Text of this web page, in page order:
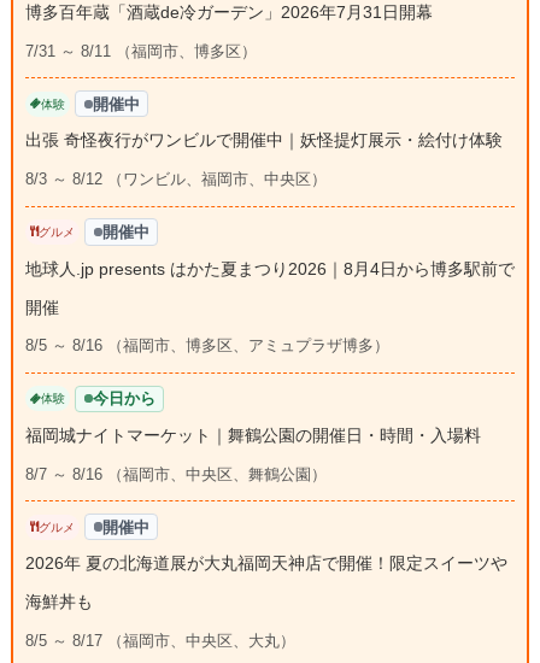
博多百年蔵「酒蔵de冷ガーデン」2026年7月31日開幕
7/31 ～ 8/11 （福岡市、博多区）
体験 開催中
出張 奇怪夜行がワンビルで開催中｜妖怪提灯展示・絵付け体験
8/3 ～ 8/12 （ワンビル、福岡市、中央区）
グルメ 開催中
地球人.jp presents はかた夏まつり2026｜8月4日から博多駅前で
開催
8/5 ～ 8/16 （福岡市、博多区、アミュプラザ博多）
体験 今日から
福岡城ナイトマーケット｜舞鶴公園の開催日・時間・入場料
8/7 ～ 8/16 （福岡市、中央区、舞鶴公園）
グルメ 開催中
2026年 夏の北海道展が大丸福岡天神店で開催！限定スイーツや
海鮮丼も
8/5 ～ 8/17 （福岡市、中央区、大丸）